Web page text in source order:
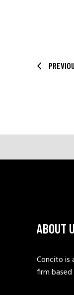
ABOUT
Concito is
firm